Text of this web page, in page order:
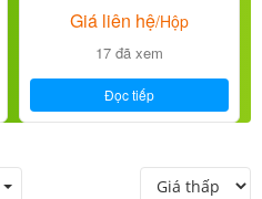
Giá liên hệ/Hộp
17 đã xem
Đọc tiếp